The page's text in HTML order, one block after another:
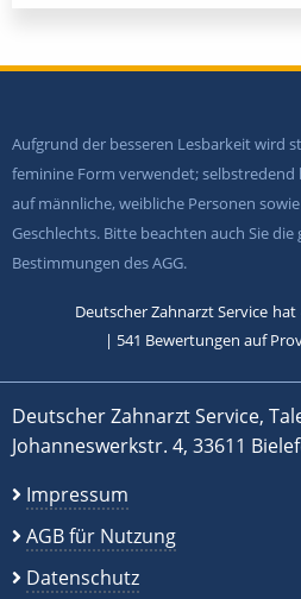
Aufgrund der besseren Lesbarkeit wird
feminine Form verwendet;
auf männliche, weibliche Personen
Geschlechts. Bitte beachten auch Sie
Bestimmungen des AGG.
Deutscher Zahnarzt Service hat
| 541 Bewertungen auf
Deutscher Zahnarzt Service,
Johanneswerkstr. 4, 33611
Impressum
AGB für Nutzung
Datenschutz